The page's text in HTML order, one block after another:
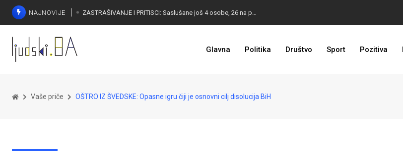
NAJNOVIJE
Glavna Politika Društvo Sport Pozitiva
Vaše priče OŠTRO IZ ŠVEDSKE: Opasne igru čiji je osnovni cilj disolucija BiH